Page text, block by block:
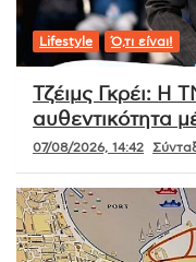
Lifestyle Ό,τι είναι!
Τζέιμς Γκρέι: Η
αυθεντικότητα
07/08/2026, 14:42